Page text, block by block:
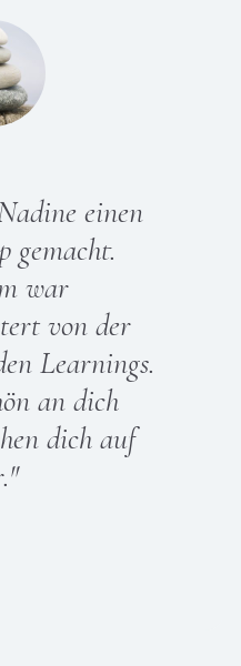
einen
gemacht.
war
von der
Learnings.
an dich
dich auf
"